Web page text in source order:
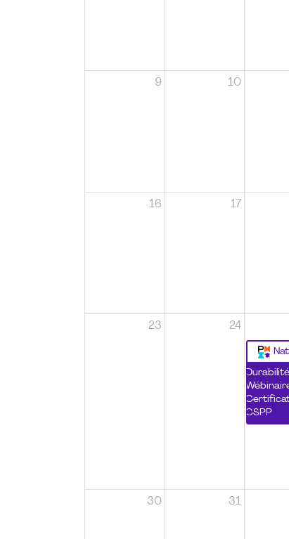
9 10
16 17
23 24
Durabilité |
Wébinaire
CSPP
30 31